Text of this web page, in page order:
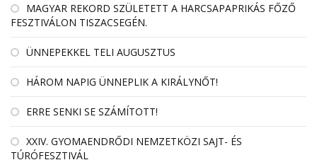
MAGYAR REKORD SZÜLETETT A HARCSAPAPRIKÁS FŐZŐ
FESZTIVÁLON TISZACSEGÉN.
ÜNNEPEKKEL TELI AUGUSZTUS
HÁROM NAPIG ÜNNEPLIK A KIRÁLYNŐT!
ERRE SENKI SE SZÁMÍTOTT!
XXIV. GYOMAENDRŐDI NEMZETKÖZI SAJT- ÉS
TÚRÓFESZTIVÁL